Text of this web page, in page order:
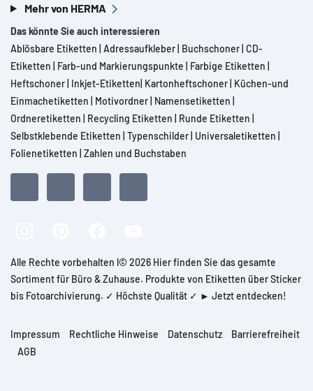
Mehr von HERMA
Das könnte Sie auch interessieren
Ablösbare Etiketten Adressaufkleber Buchschoner CD-
Etiketten
Farb-und Markierungspunkte Farbige Etiketten
Heftschoner Inkjet-Etiketten Kartonheftschoner Küchen-und
Einmachetiketten
Motivordner Namensetiketten
Ordneretiketten
Recycling Etiketten Runde Etiketten
Selbstklebende Etiketten Typenschilder Universaletiketten
Folienetiketten Zahlen und Buchstaben
Alle Rechte vorbehalten l© 2026 Hier finden Sie das gesamte
Sortiment für Büro & Zuhause. Produkte von Etiketten über Sticker
bis Fotoarchivierung. ✓ Höchste Qualität ✓ ► Jetzt entdecken!
Impressum Rechtliche Hinweise Datenschutz
Barrierefreiheit
AGB